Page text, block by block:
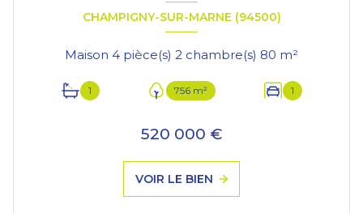
CHAMPIGNY-SUR-MARNE (94500)
Maison 4 pièce(s) 2 chambre(s) 80 m²
1 756 m² 1
520 000 €
VOIR LE BIEN